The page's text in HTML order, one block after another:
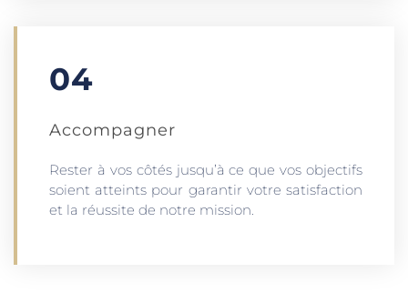
04
Accompagner
Rester à vos côtés jusqu’à ce que vos objectifs
soient atteints pour garantir votre satisfaction
et la réussite de notre mission.